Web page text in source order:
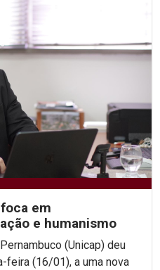
em
e humanismo
(Unicap) deu
feira (16/01), a uma nova